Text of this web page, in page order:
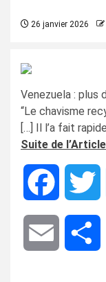
26 janvier 2026
Venezuela : plus
“Le chavisme
[…] Il l’a fait
Suite de l’Article
Facebook
Email